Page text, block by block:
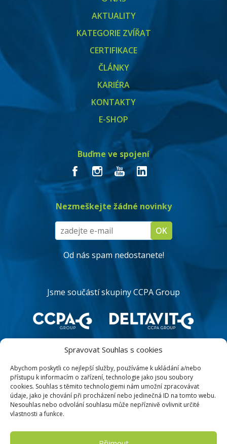
Spravovat Souhlas s cookies
Abychom poskytli co nejlepší služby, používáme k ukládání a/nebo
přístupu k informacím o zařízení, technologie jako jsou soubory
cookies. Souhlas s těmito technologiemi nám umožní zpracovávat
údaje, jako je chování při procházení nebo jedinečná ID na tomto webu.
Nesouhlas nebo odvolání souhlasu může nepříznivě ovlivnit určité
vlastnosti a funkce.
AKTUALITY
KATEGORIE ZVÍŘAT
CERTIFIKACE
ČLÁNKY
KARIÉRA
KONTAKTY
E-SHOP
Buďme ve spojení
Nezmeškejte žádné novinky
Od nás spam nedostanete!
Jsme součástí skupiny CCPA Group